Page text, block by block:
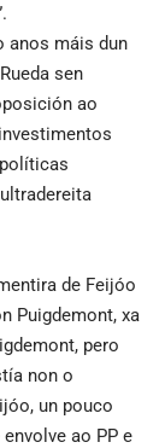
anos máis dun
sen
ao
de Feijóo
Puigdemont, xa
pero
non o
un pouco
ao PP e